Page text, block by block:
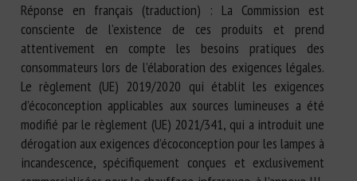
Réponse en français (traduction) : La Commission est
consciente de l’existence de ces produits et prend
attentivement en compte les besoins pratiques des
consommateurs lors de l’élaboration des exigences légales.
Le règlement (UE) 2019/2020 qui établit les exigences
d’écoconception applicables aux sources lumineuses a été
modifié par le règlement (UE) 2021/341, qui a introduit une
dérogation aux exigences d’écoconception pour les lampes à
incandescence, spécifiquement conçues et exclusivement